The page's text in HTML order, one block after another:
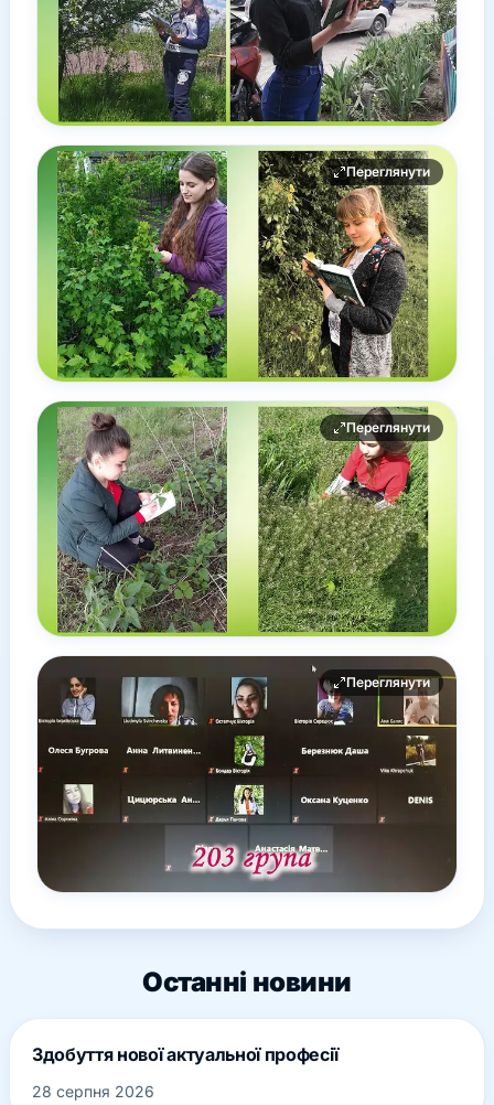
Переглянути
Переглянути
Переглянути
Останні новини
Здобуття нової актуальної професії
28 серпня 2026